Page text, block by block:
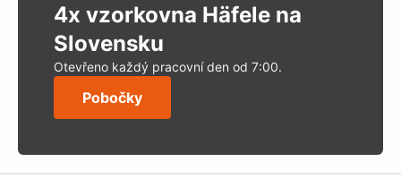
4x vzorkovna Häfele na
Slovensku
Otevřeno každý pracovní den od 7:00.
Pobočky